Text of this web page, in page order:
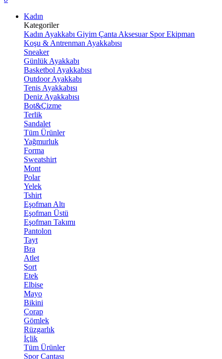
Kadın
Kategoriler
Kadın Ayakkabı Giyim Çanta Aksesuar Spor Ekipman
Koşu & Antrenman Ayakkabısı
Sneaker
Günlük Ayakkabı
Basketbol Ayakkabısı
Outdoor Ayakkabı
Tenis Ayakkabısı
Deniz Ayakkabısı
Bot&Çizme
Terlik
Sandalet
Tüm Ürünler
Yağmurluk
Forma
Sweatshirt
Mont
Polar
Yelek
Tshirt
Eşofman Altı
Eşofman Üstü
Eşofman Takımı
Pantolon
Tayt
Bra
Atlet
Şort
Etek
Elbise
Mayo
Bikini
Çorap
Gömlek
Rüzgarlık
İçlik
Tüm Ürünler
Spor Çantası